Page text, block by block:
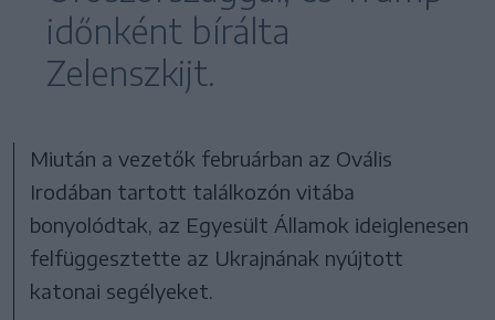
időnként bírálta
Zelenszkijt.
Miután a vezetők februárban az Ovális
Irodában tartott találkozón vitába
bonyolódtak, az Egyesült Államok ideiglenesen
felfüggesztette az Ukrajnának nyújtott
katonai segélyeket.